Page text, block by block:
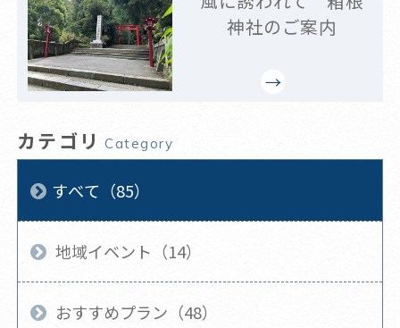
神社のご案内
カテゴリ Category
すべて（85）
地域イベント（14）
おすすめプラン（48）